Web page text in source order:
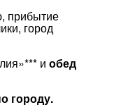
прибытие
город
и обед
городу.